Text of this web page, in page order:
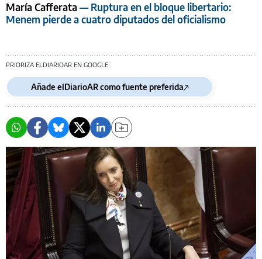
María Cafferata— Ruptura en el bloque libertario:
Menem pierde a cuatro diputados del oficialismo
PRIORIZA ELDIARIOAR EN GOOGLE
Añade elDiarioAR como fuente preferida